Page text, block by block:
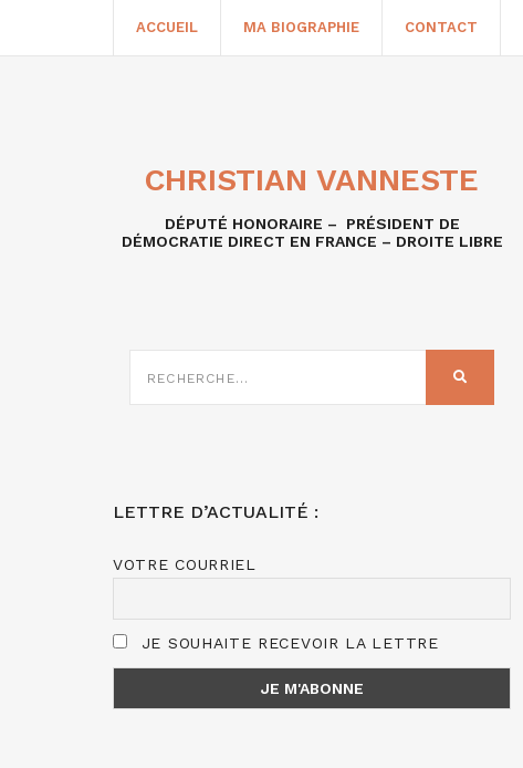
ACCUEIL MA BIOGRAPHIE CONTACT
CHRISTIAN VANNESTE
DÉPUTÉ HONORAIRE – PRÉSIDENT DE
DÉMOCRATIE DIRECT EN FRANCE – DROITE LIBRE
SUR
LETTRE D’ACTUALITÉ :
VOTRE COURRIEL
JE SOUHAITE RECEVOIR LA LETTRE